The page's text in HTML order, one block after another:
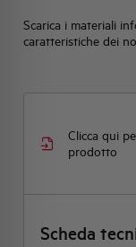
Scarica i materiali
caratteristiche dei
Clicca qui
prodotto
Scheda